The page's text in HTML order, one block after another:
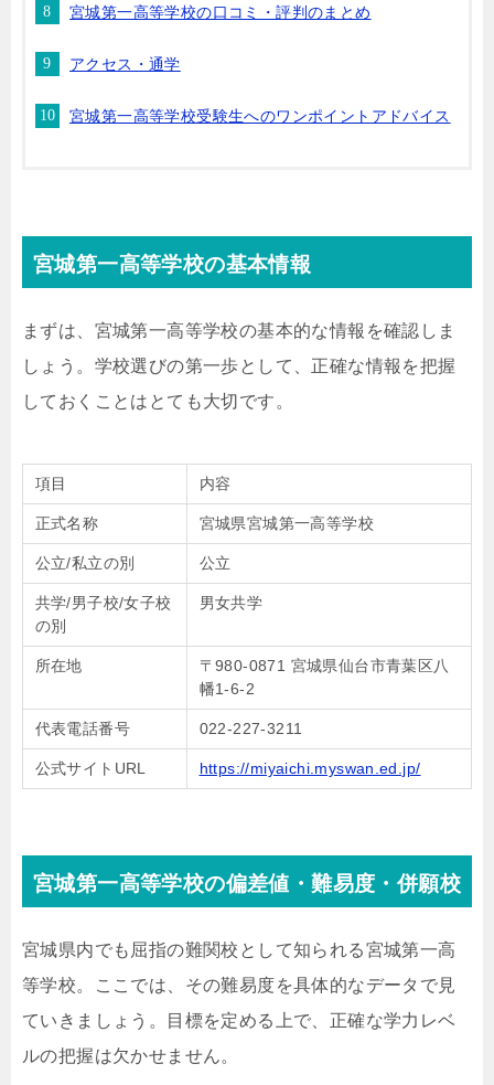
宮城第一高等学校の口コミ・評判のまとめ
アクセス・通学
宮城第一高等学校受験生へのワンポイントアドバイス
宮城第一高等学校の基本情報
まずは、宮城第一高等学校の基本的な情報を確認しま
しょう。学校選びの第一歩として、正確な情報を把握
しておくことはとても大切です。
項目 内容
正式名称 宮城県宮城第一高等学校
公立/私立の別 公立
共学/男子校/女子校
の別
男女共学
所在地
〒980-0871 宮城県仙台市青葉区八
幡1-6-2
代表電話番号 022-227-3211
公式サイトURL https://miyaichi.myswan.ed.jp/
宮城第一高等学校の偏差値・難易度・併願校
宮城県内でも屈指の難関校として知られる宮城第一高
等学校。ここでは、その難易度を具体的なデータで見
ていきましょう。目標を定める上で、正確な学力レベ
ルの把握は欠かせません。